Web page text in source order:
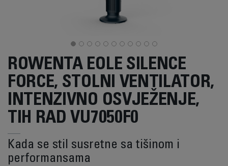
ROWENTA EOLE SILENCE
FORCE, STOLNI VENTILATOR,
INTENZIVNO OSVJEŽENJE,
TIH RAD VU7050F0
Kada se stil susretne sa tišinom i
performansama